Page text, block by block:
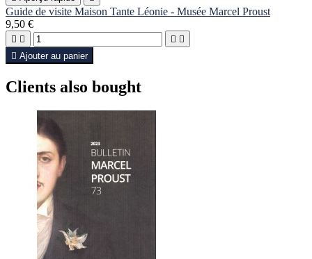
Guide de visite Maison Tante Léonie - Musée Marcel Proust
9,50 €
   
 Ajouter au panier
Clients also bought